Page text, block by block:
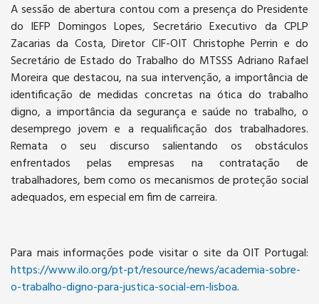
A sessão de abertura contou com a presença do Presidente
do IEFP Domingos Lopes, Secretário Executivo da CPLP
Zacarias da Costa, Diretor CIF-OIT Christophe Perrin e do
Secretário de Estado do Trabalho do MTSSS Adriano Rafael
Moreira que destacou, na sua intervenção, a importância de
identificação de medidas concretas na ótica do trabalho
digno, a importância da segurança e saúde no trabalho, o
desemprego jovem e a requalificação dos trabalhadores.
Remata o seu discurso salientando os obstáculos
enfrentados pelas empresas na contratação de
trabalhadores, bem como os mecanismos de proteção social
adequados, em especial em fim de carreira.
Para mais informações pode visitar o site da OIT Portugal:
https://www.ilo.org/pt-pt/resource/news/academia-sobre-
o-trabalho-digno-para-justica-social-em-lisboa.